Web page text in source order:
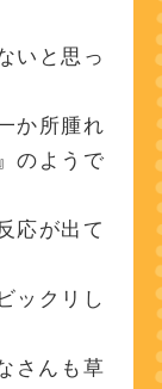
いと思っ
か所腫れ
のようで
応が出て
ックリし
さんも草